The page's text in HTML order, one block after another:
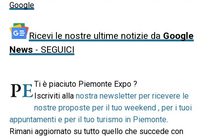
Google
Ricevi le nostre ultime notizie da Google
News- SEGUICI
Ti è piaciuto Piemonte Expo ?
Iscriviti alla nostra newsletter per ricevere le
nostre proposte per il tuo weekend , per i tuoi
appuntamenti e per il tuo turismo in Piemonte.
Rimani aggiornato su tutto quello che succede con